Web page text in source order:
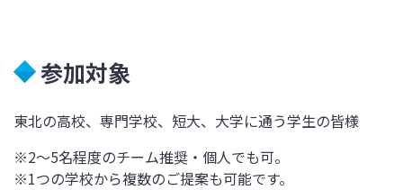
参加対象
東北の高校、専門学校、短大、大学に通う学生の皆様
※2～5名程度のチーム推奨・個人でも可。
※1つの学校から複数のご提案も可能です。